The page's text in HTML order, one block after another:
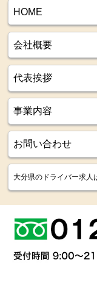
HOME
会社概要
代表挨拶
事業内容
お問い合わせ
大分県のドライバー求人